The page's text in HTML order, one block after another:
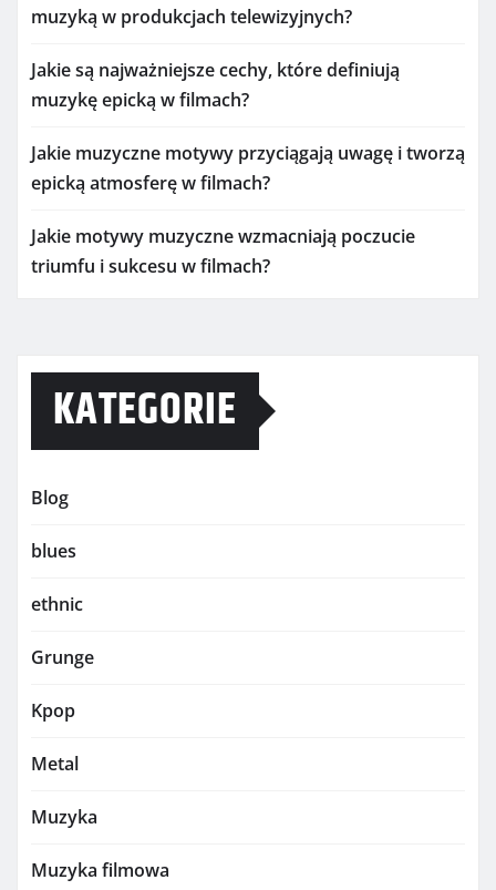
muzyką w produkcjach telewizyjnych?
Jakie są najważniejsze cechy, które definiują
muzykę epicką w filmach?
Jakie muzyczne motywy przyciągają uwagę i tworzą
epicką atmosferę w filmach?
Jakie motywy muzyczne wzmacniają poczucie
triumfu i sukcesu w filmach?
KATEGORIE
Blog
blues
ethnic
Grunge
Kpop
Metal
Muzyka
Muzyka filmowa